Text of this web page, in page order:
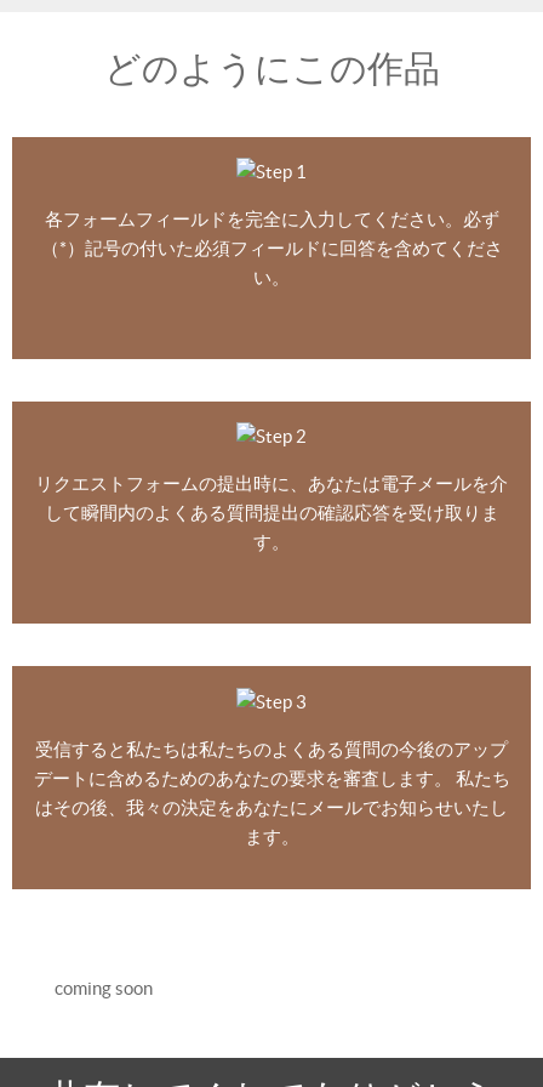
どのようにこの作品
各フォームフィールドを完全に入力してください。必ず
（*）記号の付いた必須フィールドに回答を含めてくださ
い。
リクエストフォームの提出時に、あなたは電子メールを介
して瞬間内のよくある質問提出の確認応答を受け取りま
す。
受信すると私たちは私たちのよくある質問の今後のアップ
デートに含めるためのあなたの要求を審査します。 私たち
はその後、我々の決定をあなたにメールでお知らせいたし
ます。
coming soon